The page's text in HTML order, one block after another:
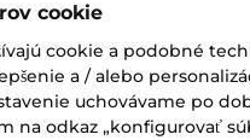
očí a pier
cookie
cookie a podobné
a / alebo
uchovávame po
odkaz „konfigurovať